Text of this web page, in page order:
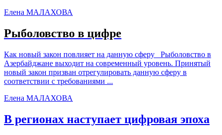
Елена МАЛАХОВА
Рыболовство в цифре
Как новый закон повлияет на данную сферу Рыболовство в
Азербайджане выходит на современный уровень. Принятый
новый закон призван отрегулировать данную сферу в
соответствии с требованиями ...
Елена МАЛАХОВА
В регионах наступает цифровая эпоха